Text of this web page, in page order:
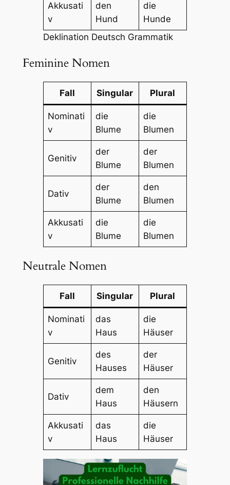
Akkusati
v
den
Hund
die
Hunde
Deklination Deutsch Grammatik
Feminine Nomen
Fall Singular Plural
Nominati
v
die
Blume
die
Blumen
Genitiv
der
Blume
der
Blumen
Dativ
der
Blume
den
Blumen
Akkusati
v
die
Blume
die
Blumen
Neutrale Nomen
Fall Singular Plural
Nominati
v
das
Haus
die
Häuser
Genitiv
des
Hauses
der
Häuser
Dativ
dem
Haus
den
Häusern
Akkusati
v
das
Haus
die
Häuser